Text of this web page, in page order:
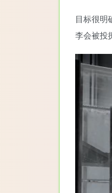
目标很明
李会被投